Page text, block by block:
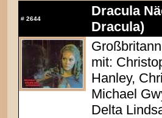
# 2644
Dracula
Dracula)
mit:
Hanley,
Michael
Delta